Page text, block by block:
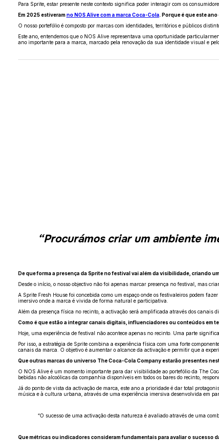
Para Sprite, estar presente neste contexto significa poder interagir com os
Em 2025 estiveramno NOS Alive com a marca Coca-Cola. Porque é que este
O nosso portefólio é composto por marcas com identidades, territórios e públicos
Este ano, entendemos que o NOS Alive representava uma oportunidade
ano importante para a marca, marcado pela renovação da sua identidade visual e
“Procurámos criar um ambiente
De que forma a presença da Sprite no festival vai além da visibilidade, criando
Desde o início, o nosso objectivo não foi apenas marcar presença no festival, mas
A Sprite Fresh House foi concebida como um espaço onde os festivaleiros podem
imersivo onde a marca é vivida de forma natural e participativa.
Além da presença física no recinto, a activação será amplificada através dos canais
Como é que estão a integrar canais digitais, influenciadores ou conteúdos em
Hoje, uma experiência de festival não acontece apenas no recinto. Uma parte
Por isso, a estratégia de Sprite combina a experiência física com uma forte
canais da marca. O objetivo é aumentar o alcance da activação e permitir que a
Que outras marcas do universo The Coca-Cola Company estarão presentes
O NOS Alive é um momento importante para dar visibilidade ao portefólio da The
bebidas não alcoólicas da companhia disponíveis em todos os bares do recinto,
Já do ponto de vista da activação de marca, este ano a prioridade é dar total
música e à cultura urbana, através de uma experiência imersiva desenvolvida em
“O sucesso de uma activação desta natureza é avaliado através de uma
Que métricas ou indicadores consideram fundamentais para avaliar o sucesso